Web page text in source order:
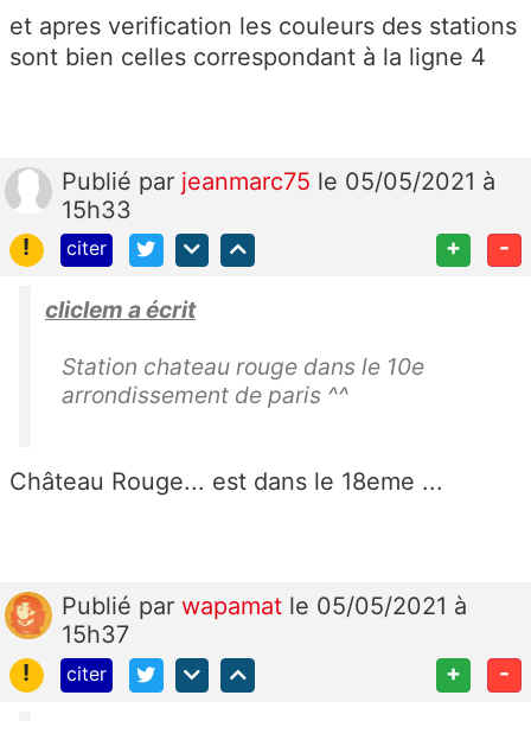
et apres verification les couleurs des stations
sont bien celles correspondant à la ligne 4
Publié par jeanmarc75 le 05/05/2021 à
15h33
!
citer + -
cliclem a écrit
Station chateau rouge dans le 10e
arrondissement de paris ^^
Château Rouge... est dans le 18eme ...
Publié par wapamat le 05/05/2021 à
15h37
!
citer + -